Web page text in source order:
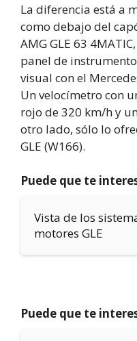
La diferencia está a
como debajo del
AMG GLE 63
panel de
visual con el
Un velocímetro con
rojo de 320 km/h y
otro lado, sólo lo
GLE (W166).
Puede que te
Vista de los
motores GLE
Puede que te